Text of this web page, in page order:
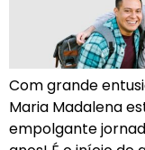
Com grande
Maria Madalena
empolgante